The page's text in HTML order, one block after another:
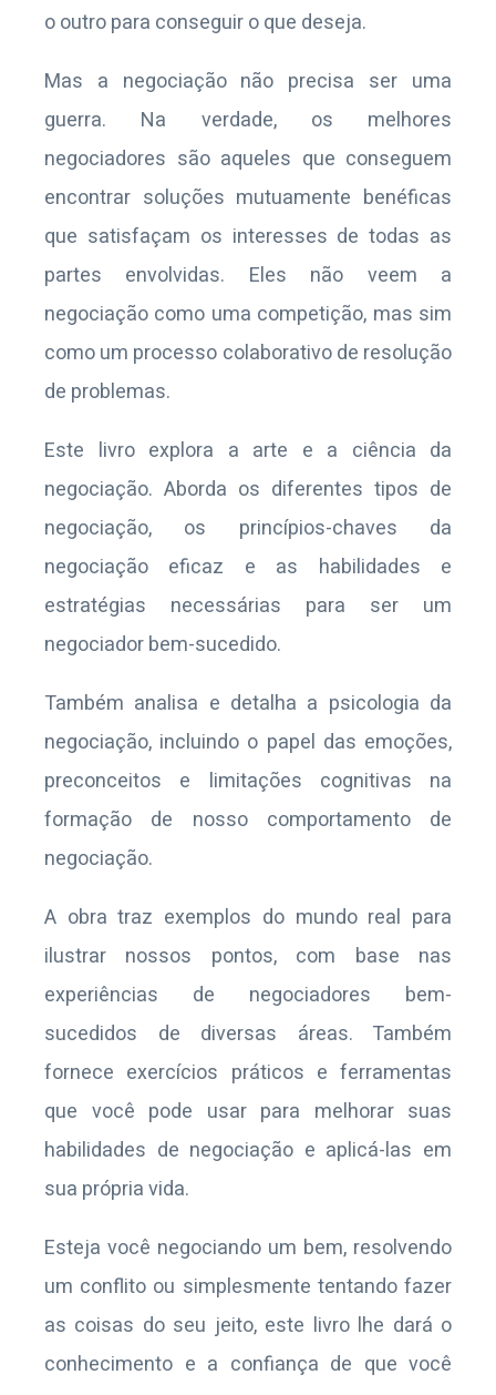
o outro para conseguir o que deseja.
Mas a negociação não precisa ser uma
guerra. Na verdade, os melhores
negociadores são aqueles que conseguem
encontrar soluções mutuamente benéficas
que satisfaçam os interesses de todas as
partes envolvidas. Eles não veem a
negociação como uma competição, mas sim
como um processo colaborativo de resolução
de problemas.
Este livro explora a arte e a ciência da
negociação. Aborda os diferentes tipos de
negociação, os princípios-chaves da
negociação eficaz e as habilidades e
estratégias necessárias para ser um
negociador bem-sucedido.
Também analisa e detalha a psicologia da
negociação, incluindo o papel das emoções,
preconceitos e limitações cognitivas na
formação de nosso comportamento de
negociação.
A obra traz exemplos do mundo real para
ilustrar nossos pontos, com base nas
experiências de negociadores bem-
sucedidos de diversas áreas. Também
fornece exercícios práticos e ferramentas
que você pode usar para melhorar suas
habilidades de negociação e aplicá-las em
sua própria vida.
Esteja você negociando um bem, resolvendo
um conflito ou simplesmente tentando fazer
as coisas do seu jeito, este livro lhe dará o
conhecimento e a confiança de que você